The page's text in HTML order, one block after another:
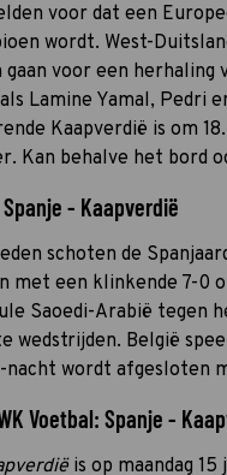
voor dat een
wordt. West-
gaan voor een
Lamine Yamal, Pedri
Kaapverdië is om
Kan behalve het bord
- Kaapverdië
schoten de
met een klinkende 7-0
Saoedi-Arabië tegen
wedstrijden. België
wordt afgesloten
Voetbal: Spanje -
is op maandag 15